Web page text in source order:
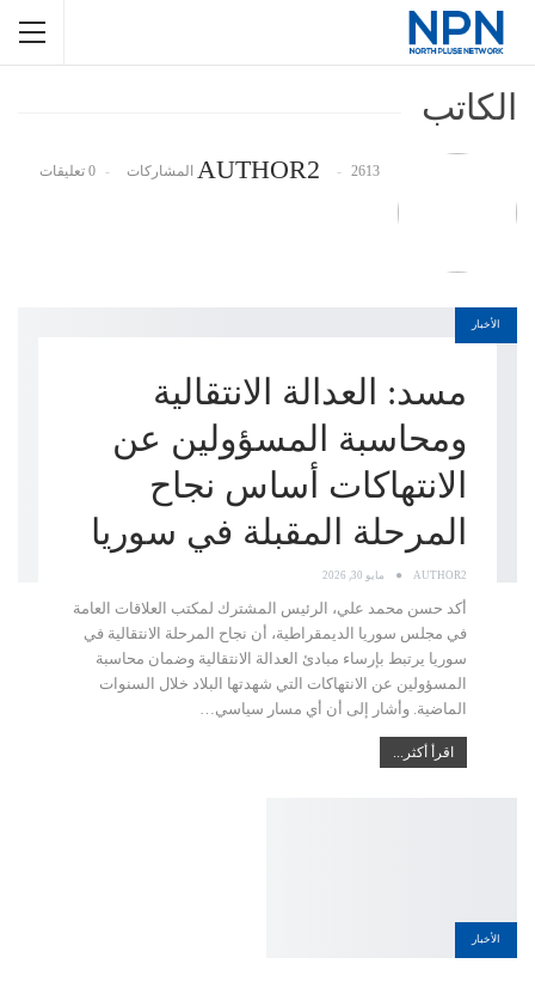
الكاتب
AUTHOR2 2613 المشاركات 0 تعليقات
الأخبار
مسد: العدالة الانتقالية
ومحاسبة المسؤولين عن
الانتهاكات أساس نجاح
المرحلة المقبلة في سوريا
AUTHOR2 مايو 30, 2026
أكد حسن محمد علي، الرئيس المشترك لمكتب العلاقات العامة
في مجلس سوريا الديمقراطية، أن نجاح المرحلة الانتقالية في
سوريا يرتبط بإرساء مبادئ العدالة الانتقالية وضمان محاسبة
المسؤولين عن الانتهاكات التي شهدتها البلاد خلال السنوات
الماضية. وأشار إلى أن أي مسار سياسي…
اقرأ أكثر...
الأخبار